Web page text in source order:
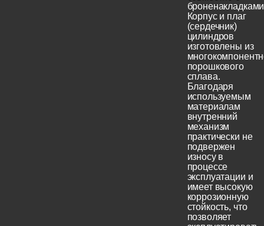
Корпус и плаг
(сердечник)
цилиндров
изготовлены из
порошкового
сплава.
Благодаря
используемым
материалам
внутренний
механизм
практически не
подвержен
износу в
процессе
эксплуатации и
имеет высокую
коррозионную
стойкость, что
позволяет